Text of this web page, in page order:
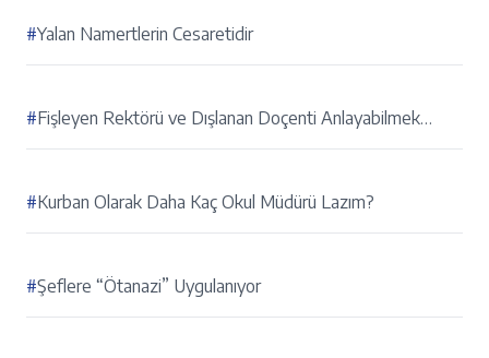
#Yalan Namertlerin Cesaretidir
#Fişleyen Rektörü ve Dışlanan Doçenti Anlayabilmek…
#Kurban Olarak Daha Kaç Okul Müdürü Lazım?
#Şeflere “Ötanazi” Uygulanıyor